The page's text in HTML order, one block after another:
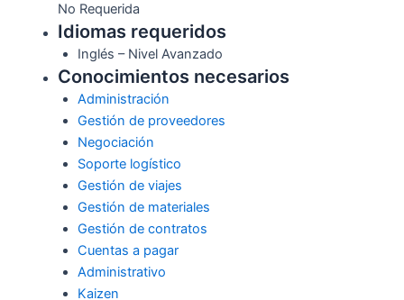
No Requerida
Idiomas requeridos
Inglés – Nivel Avanzado
Conocimientos necesarios
Administración
Gestión de proveedores
Negociación
Soporte logístico
Gestión de viajes
Gestión de materiales
Gestión de contratos
Cuentas a pagar
Administrativo
Kaizen